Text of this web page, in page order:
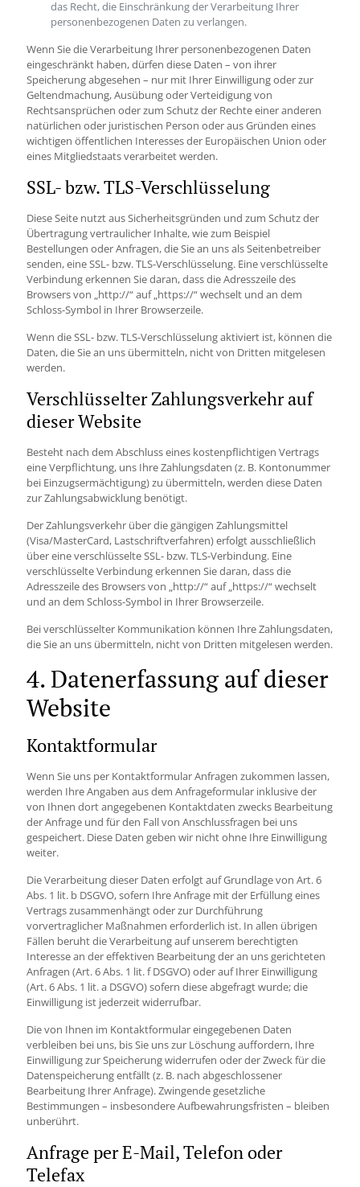
das Recht, die Einschränkung der Verarbeitung Ihrer
personenbezogenen Daten zu verlangen.
Wenn Sie die Verarbeitung Ihrer personenbezogenen Daten
eingeschränkt haben, dürfen diese Daten – von ihrer
Speicherung abgesehen – nur mit Ihrer Einwilligung oder zur
Geltendmachung, Ausübung oder Verteidigung von
Rechtsansprüchen oder zum Schutz der Rechte einer anderen
natürlichen oder juristischen Person oder aus Gründen eines
wichtigen öffentlichen Interesses der Europäischen Union oder
eines Mitgliedstaats verarbeitet werden.
SSL- bzw. TLS-Verschlüsselung
Diese Seite nutzt aus Sicherheitsgründen und zum Schutz der
Übertragung vertraulicher Inhalte, wie zum Beispiel
Bestellungen oder Anfragen, die Sie an uns als Seitenbetreiber
senden, eine SSL- bzw. TLS-Verschlüsselung. Eine verschlüsselte
Verbindung erkennen Sie daran, dass die Adresszeile des
Browsers von „http://“ auf „https://“ wechselt und an dem
Schloss-Symbol in Ihrer Browserzeile.
Wenn die SSL- bzw. TLS-Verschlüsselung aktiviert ist, können die
Daten, die Sie an uns übermitteln, nicht von Dritten mitgelesen
werden.
Verschlüsselter Zahlungsverkehr auf
dieser Website
Besteht nach dem Abschluss eines kostenpflichtigen Vertrags
eine Verpflichtung, uns Ihre Zahlungsdaten (z. B. Kontonummer
bei Einzugsermächtigung) zu übermitteln, werden diese Daten
zur Zahlungsabwicklung benötigt.
Der Zahlungsverkehr über die gängigen Zahlungsmittel
(Visa/MasterCard, Lastschriftverfahren) erfolgt ausschließlich
über eine verschlüsselte SSL- bzw. TLS-Verbindung. Eine
verschlüsselte Verbindung erkennen Sie daran, dass die
Adresszeile des Browsers von „http://“ auf „https://“ wechselt
und an dem Schloss-Symbol in Ihrer Browserzeile.
Bei verschlüsselter Kommunikation können Ihre Zahlungsdaten,
die Sie an uns übermitteln, nicht von Dritten mitgelesen werden.
4. Datenerfassung auf dieser
Website
Kontaktformular
Wenn Sie uns per Kontaktformular Anfragen zukommen lassen,
werden Ihre Angaben aus dem Anfrageformular inklusive der
von Ihnen dort angegebenen Kontaktdaten zwecks Bearbeitung
der Anfrage und für den Fall von Anschlussfragen bei uns
gespeichert. Diese Daten geben wir nicht ohne Ihre Einwilligung
weiter.
Die Verarbeitung dieser Daten erfolgt auf Grundlage von Art. 6
Abs. 1 lit. b DSGVO, sofern Ihre Anfrage mit der Erfüllung eines
Vertrags zusammenhängt oder zur Durchführung
vorvertraglicher Maßnahmen erforderlich ist. In allen übrigen
Fällen beruht die Verarbeitung auf unserem berechtigten
Interesse an der effektiven Bearbeitung der an uns gerichteten
Anfragen (Art. 6 Abs. 1 lit. f DSGVO) oder auf Ihrer Einwilligung
(Art. 6 Abs. 1 lit. a DSGVO) sofern diese abgefragt wurde; die
Einwilligung ist jederzeit widerrufbar.
Die von Ihnen im Kontaktformular eingegebenen Daten
verbleiben bei uns, bis Sie uns zur Löschung auffordern, Ihre
Einwilligung zur Speicherung widerrufen oder der Zweck für die
Datenspeicherung entfällt (z. B. nach abgeschlossener
Bearbeitung Ihrer Anfrage). Zwingende gesetzliche
Bestimmungen – insbesondere Aufbewahrungsfristen – bleiben
unberührt.
Anfrage per E-Mail, Telefon oder
Telefax